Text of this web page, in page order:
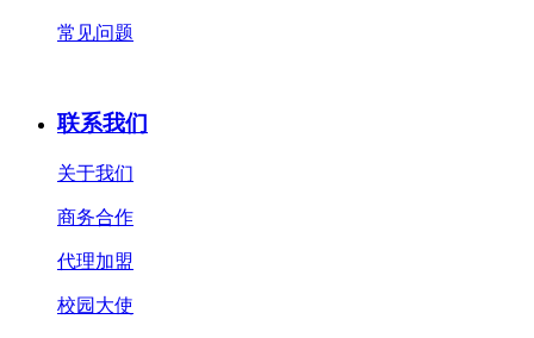
常见问题
联系我们
关于我们
商务合作
代理加盟
校园大使